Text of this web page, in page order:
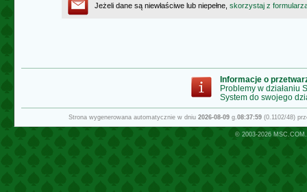
Jeżeli dane są niewłaściwe lub niepełne, skorzystaj z
Informacje o
Problemy w działaniu
System do swojego
Strona wygenerowana automatycznie w dniu 2026-08-09g.08:37:59(0.1102/48)
© 2003-2026